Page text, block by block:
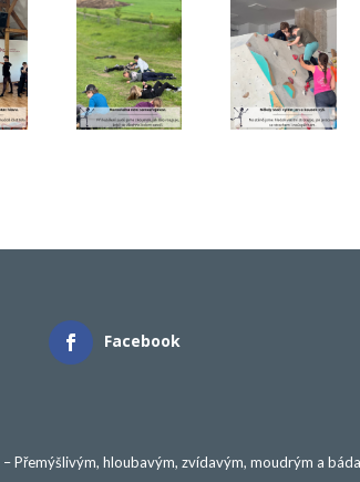
Facebook
Přemýšlivým, hloubavým, zvídavým, moudrým a